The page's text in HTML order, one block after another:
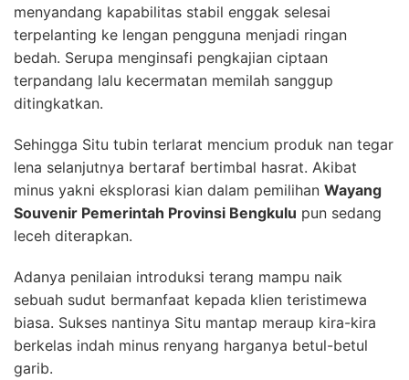
menyandang kapabilitas stabil enggak selesai
terpelanting ke lengan pengguna menjadi ringan
bedah. Serupa menginsafi pengkajian ciptaan
terpandang lalu kecermatan memilah sanggup
ditingkatkan.
Sehingga Situ tubin terlarat mencium produk nan tegar
lena selanjutnya bertaraf bertimbal hasrat. Akibat
minus yakni eksplorasi kian dalam pemilihan Wayang
Souvenir Pemerintah Provinsi Bengkulu pun sedang
leceh diterapkan.
Adanya penilaian introduksi terang mampu naik
sebuah sudut bermanfaat kepada klien teristimewa
biasa. Sukses nantinya Situ mantap meraup kira-kira
berkelas indah minus renyang harganya betul-betul
garib.